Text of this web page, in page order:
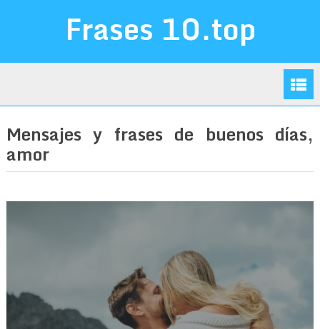
Frases 10.top
Mensajes y frases de buenos días,
amor